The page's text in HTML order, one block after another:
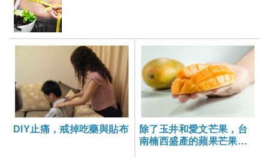
DIY止痛，戒掉吃藥與貼布
除了玉井和愛文芒果，台
南楠西盛產的蘋果芒果也